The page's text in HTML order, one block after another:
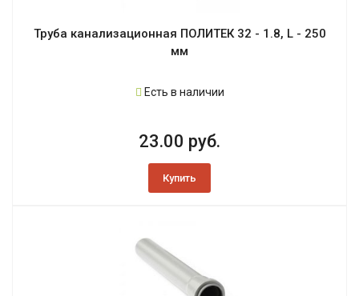
Труба канализационная ПОЛИТЕК 32 - 1.8, L - 250
мм
Есть в наличии
23.00 руб.
Купить